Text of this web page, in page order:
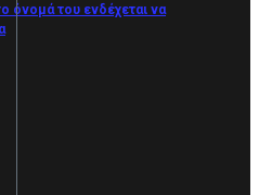
όνομά του ενδέχεται να